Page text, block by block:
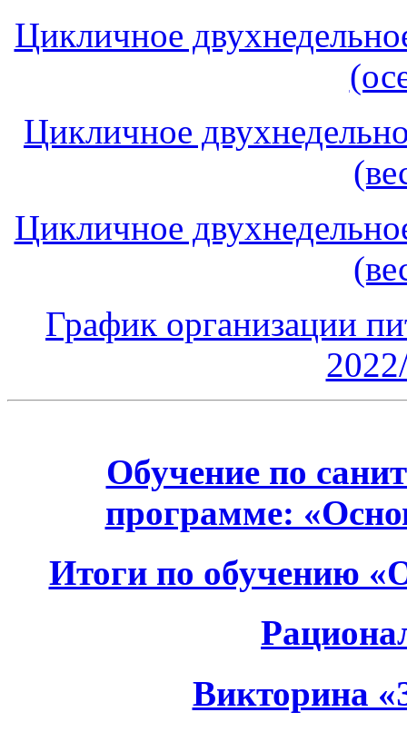
Цикличное
Цикличное
Цикличное
График организации
Обучение по
программе:
Итоги по обучению
Викторина